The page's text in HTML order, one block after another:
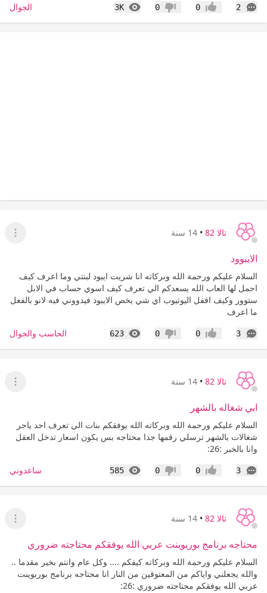
2
التعليقات إعجاب0 عدم إعجاب
0
3K
المشاهدات الجوال
تالا 82 • 14 سنة
عرض
الايبوود
السلام عليكم ورحمة الله وبركاته انا شريت ايبود لبنتي وما اعرف كيف
احمل لها العاب الله يسعدكم الي تعرف كيف اسوي حساب في الابل
ستوور وكيف اقفل اليوتيوب اي شي يخص الايبود فيدووني فيه لانو بالفعل
ما اعرف
3
التعليقات إعجاب0 عدم إعجاب
0
623
المشاهدات الحاسب والجوال
تالا 82 • 14 سنة
عرض
ابي شغاله بالشهر
السلام عليكم ورحمة الله وبركاته الله يوفقكم بنات الي تعرف احد ياجر
شغالات بالشهر ترسلي رقمها جدا محتاجه بس يكون اسعار تدخل العقل
وانا بالخبر :26:
3
التعليقات إعجاب0 عدم إعجاب
0
585
المشاهدات ساعدوني
تالا 82 • 14 سنة
عرض
محتاجه برنامج بوربوينت عربي الله يوفقكم محتاجته ضروري
السلام عليكم ورحمة الله وبركاته كيفكم .... وكل عام وانتم بخير مقدما ..
والله يجعلني واياكم من المعتوقين من النار انا محتاجه برنامج بوربوينت
عربي الله يوفقكم محتاجته ضروري :26: